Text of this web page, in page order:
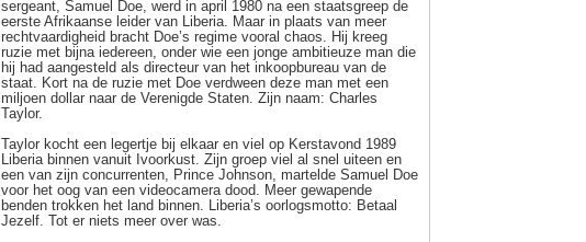
sergeant, Samuel Doe, werd in april 1980 na een staatsgreep de
eerste Afrikaanse leider van Liberia. Maar in plaats van meer
rechtvaardigheid bracht Doe’s regime vooral chaos. Hij kreeg
ruzie met bijna iedereen, onder wie een jonge ambitieuze man die
hij had aangesteld als directeur van het inkoopbureau van de
staat. Kort na de ruzie met Doe verdween deze man met een
miljoen dollar naar de Verenigde Staten. Zijn naam: Charles
Taylor.
Taylor kocht een legertje bij elkaar en viel op Kerstavond 1989
Liberia binnen vanuit Ivoorkust. Zijn groep viel al snel uiteen en
een van zijn concurrenten, Prince Johnson, martelde Samuel Doe
voor het oog van een videocamera dood. Meer gewapende
benden trokken het land binnen. Liberia’s oorlogsmotto: Betaal
Jezelf. Tot er niets meer over was.